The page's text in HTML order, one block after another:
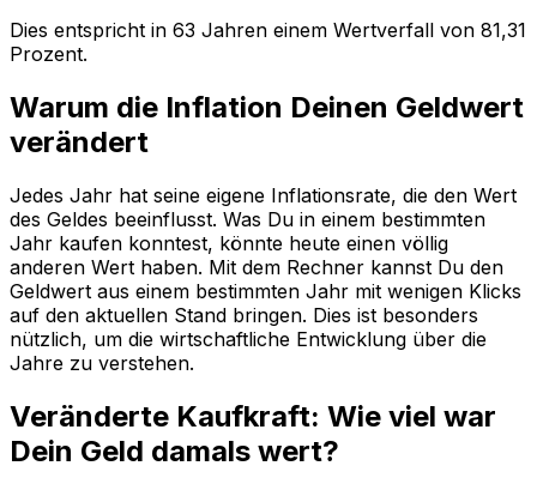
Dies entspricht in 63 Jahren einem Wertverfall von 81,31
Prozent.
Warum die Inflation Deinen Geldwert
verändert
Jedes Jahr hat seine eigene Inflationsrate, die den Wert
des Geldes beeinflusst. Was Du in einem bestimmten
Jahr kaufen konntest, könnte heute einen völlig
anderen Wert haben. Mit dem Rechner kannst Du den
Geldwert aus einem bestimmten Jahr mit wenigen Klicks
auf den aktuellen Stand bringen. Dies ist besonders
nützlich, um die wirtschaftliche Entwicklung über die
Jahre zu verstehen.
Veränderte Kaufkraft: Wie viel war
Dein Geld damals wert?